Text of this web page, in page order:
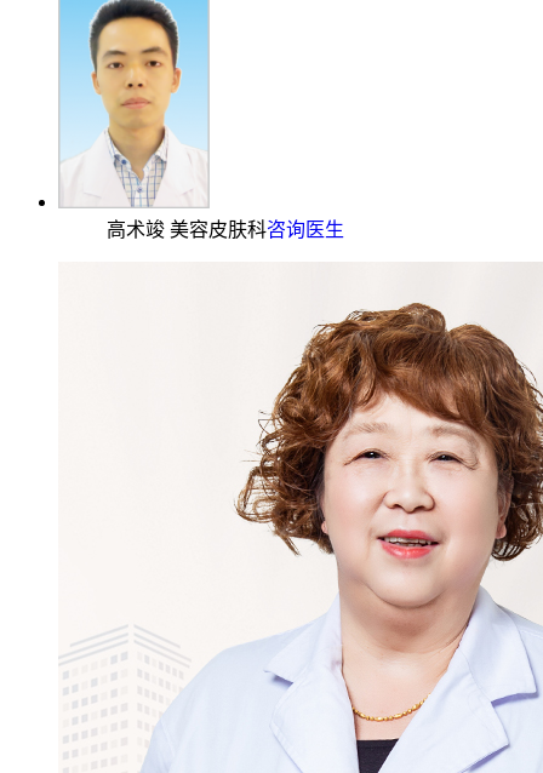
高术竣 美容皮肤科咨询医生